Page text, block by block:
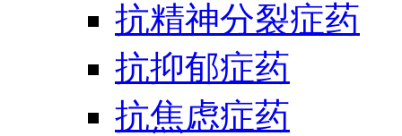
抗精神分裂症药
抗抑郁症药
抗焦虑症药